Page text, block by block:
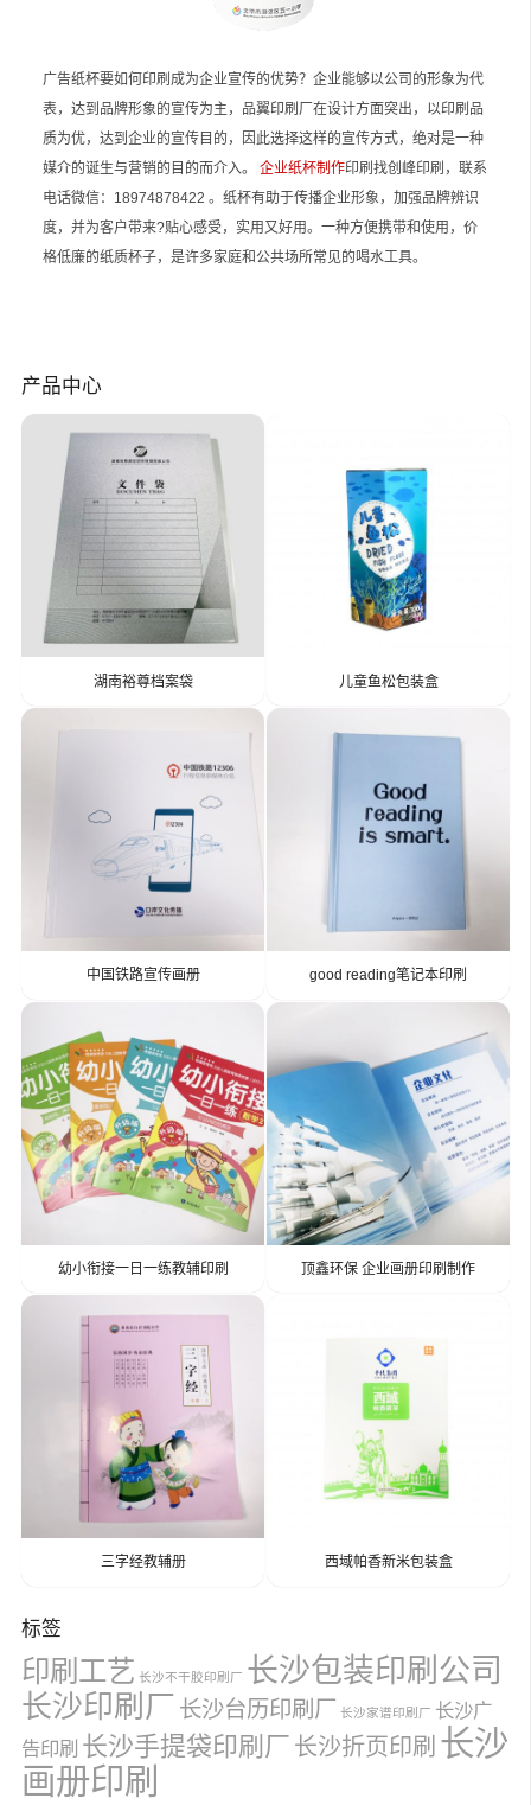
广告纸杯要如何印刷成为企业宣传的优势？企业能够以公司的形象为代
表，达到品牌形象的宣传为主，品翼印刷厂在设计方面突出，以印刷品
质为优，达到企业的宣传目的，因此选择这样的宣传方式，绝对是一种
媒介的诞生与营销的目的而介入。 企业纸杯制作印刷找创峰印刷，联系
电话微信：18974878422 。纸杯有助于传播企业形象，加强品牌辨识
度，并为客户带来?贴心感受，实用又好用。一种方便携带和使用，价
格低廉的纸质杯子，是许多家庭和公共场所常见的喝水工具。
产品中心
湖南裕尊档案袋 儿童鱼松包装盒
中国铁路宣传画册 good reading笔记本印刷
幼小衔接一日一练教辅印刷 顶鑫环保 企业画册印刷制作
三字经教辅册 西域帕香新米包装盒
标签
印刷工艺 长沙不干胶印刷厂 长沙包装印刷公司
长沙印刷厂 长沙台历印刷厂 长沙家谱印刷厂 长沙广
告印刷 长沙手提袋印刷厂 长沙折页印刷 长沙
画册印刷